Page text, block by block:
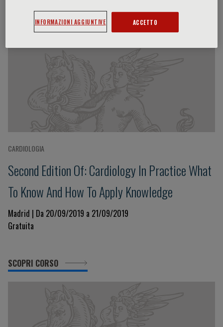
Partecipazioni del relatore
CARDIOLOGIA
Second Edition Of: Cardiology In Practice What
To Know And How To Apply Knowledge
Madrid | Da 20/09/2019 a 21/09/2019
Gratuita
SCOPRI CORSO
INFORMAZIONI AGGIUNTIVE ACCETTO